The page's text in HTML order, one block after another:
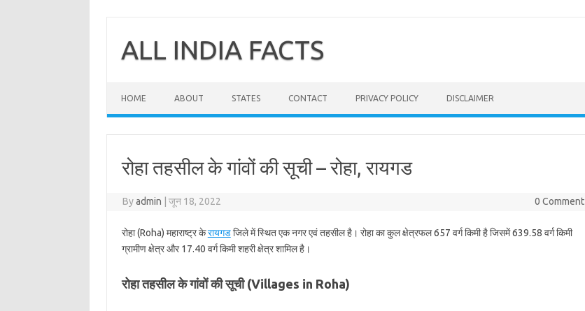
contentALL INDIA FACTS
HOME ABOUT STATES CONTACT PRIVACY POLICY DISCLAIMER
रोहा तहसील के गांवों की सूची – रोहा, रायगड
Byadmin जून 18, 2022 0 Comment
रोहा (Roha) महाराष्ट्र केरायगडजिले में स्थित एक नगर एवं तहसील है। रोहा का कुल क्षेत्रफल 657 वर्ग किमी है जिसमें 639.58 वर्ग किमी
ग्रामीण क्षेत्र और 17.40 वर्ग किमी शहरी क्षेत्र शामिल है।
रोहा तहसील के गांवों की सूची (Villages in Roha)